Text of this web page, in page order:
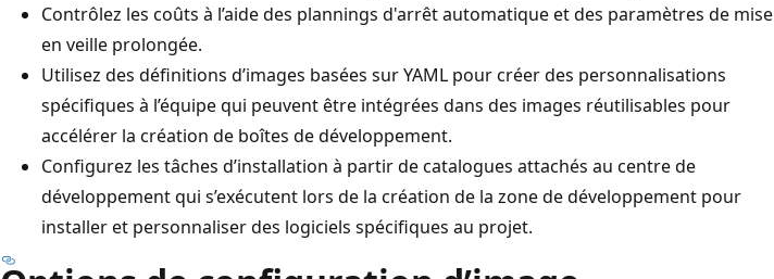
Contrôlez les coûts à l’aide des plannings d'arrêt automatique et des paramètres de mise
en veille prolongée.
Utilisez des définitions d’images basées sur YAML pour créer des personnalisations
spécifiques à l’équipe qui peuvent être intégrées dans des images réutilisables pour
accélérer la création de boîtes de développement.
Configurez les tâches d’installation à partir de catalogues attachés au centre de
développement qui s’exécutent lors de la création de la zone de développement pour
installer et personnaliser des logiciels spécifiques au projet.